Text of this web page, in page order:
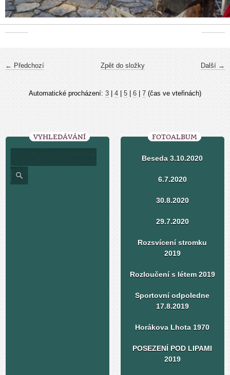
← Předchozí Další →
Zpět do složky
Automatické procházení: 3 4 5 6 7 (čas ve vteřinách)
VYHLEDÁVÁNÍ FOTOALBUM
Beseda 3.10.2020
6.7.2020
30.8.2020
29.7.2020
Rozsvícení stromku
2019
Rozloučení s létem 2019
Sportovní odpoledne
17.8.2019
Horákova Lhota 1970
POSEZENÍ POD LIPAMI
2019